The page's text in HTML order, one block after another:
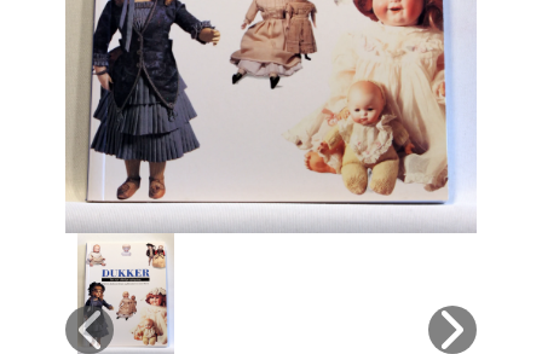
Filosofi
Håndarbejde
Håndværk
Historie
Hobby
Hus / Have
Husdyr